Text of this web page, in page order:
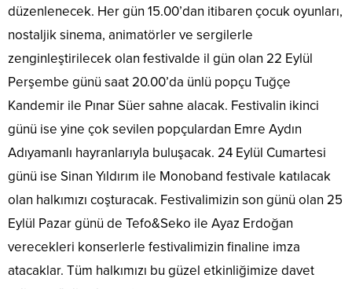
düzenlenecek. Her gün 15.00’dan itibaren çocuk oyunları,
nostaljik sinema, animatörler ve sergilerle
zenginleştirilecek olan festivalde il gün olan 22 Eylül
Perşembe günü saat 20.00’da ünlü popçu Tuğçe
Kandemir ile Pınar Süer sahne alacak. Festivalin ikinci
günü ise yine çok sevilen popçulardan Emre Aydın
Adıyamanlı hayranlarıyla buluşacak. 24 Eylül Cumartesi
günü ise Sinan Yıldırım ile Monoband festivale katılacak
olan halkımızı coşturacak. Festivalimizin son günü olan 25
Eylül Pazar günü de Tefo&Seko ile Ayaz Erdoğan
verecekleri konserlerle festivalimizin finaline imza
atacaklar. Tüm halkımızı bu güzel etkinliğimize davet